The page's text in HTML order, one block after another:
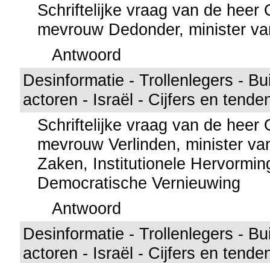
Schriftelijke vraag van de heer
mevrouw Dedonder, minister
Antwoord
Desinformatie - Trollenlegers -
actoren - Israël - Cijfers en
Schriftelijke vraag van de heer
mevrouw Verlinden, minister
Zaken, Institutionele
Democratische Vernieuwing
Antwoord
Desinformatie - Trollenlegers -
actoren - Israël - Cijfers en